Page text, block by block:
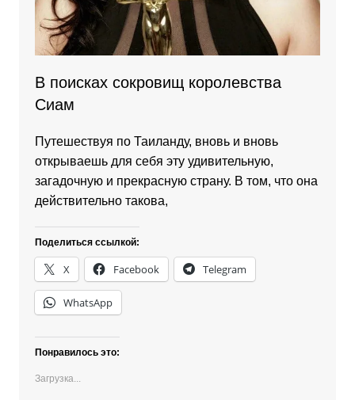
В поисках сокровищ королевства
Сиам
Путешествуя по Таиланду, вновь и вновь
открываешь для себя эту удивительную,
загадочную и прекрасную страну. В том, что она
действительно такова,
Поделиться ссылкой:
X Facebook Telegram
WhatsApp
Понравилось это:
Загрузка...